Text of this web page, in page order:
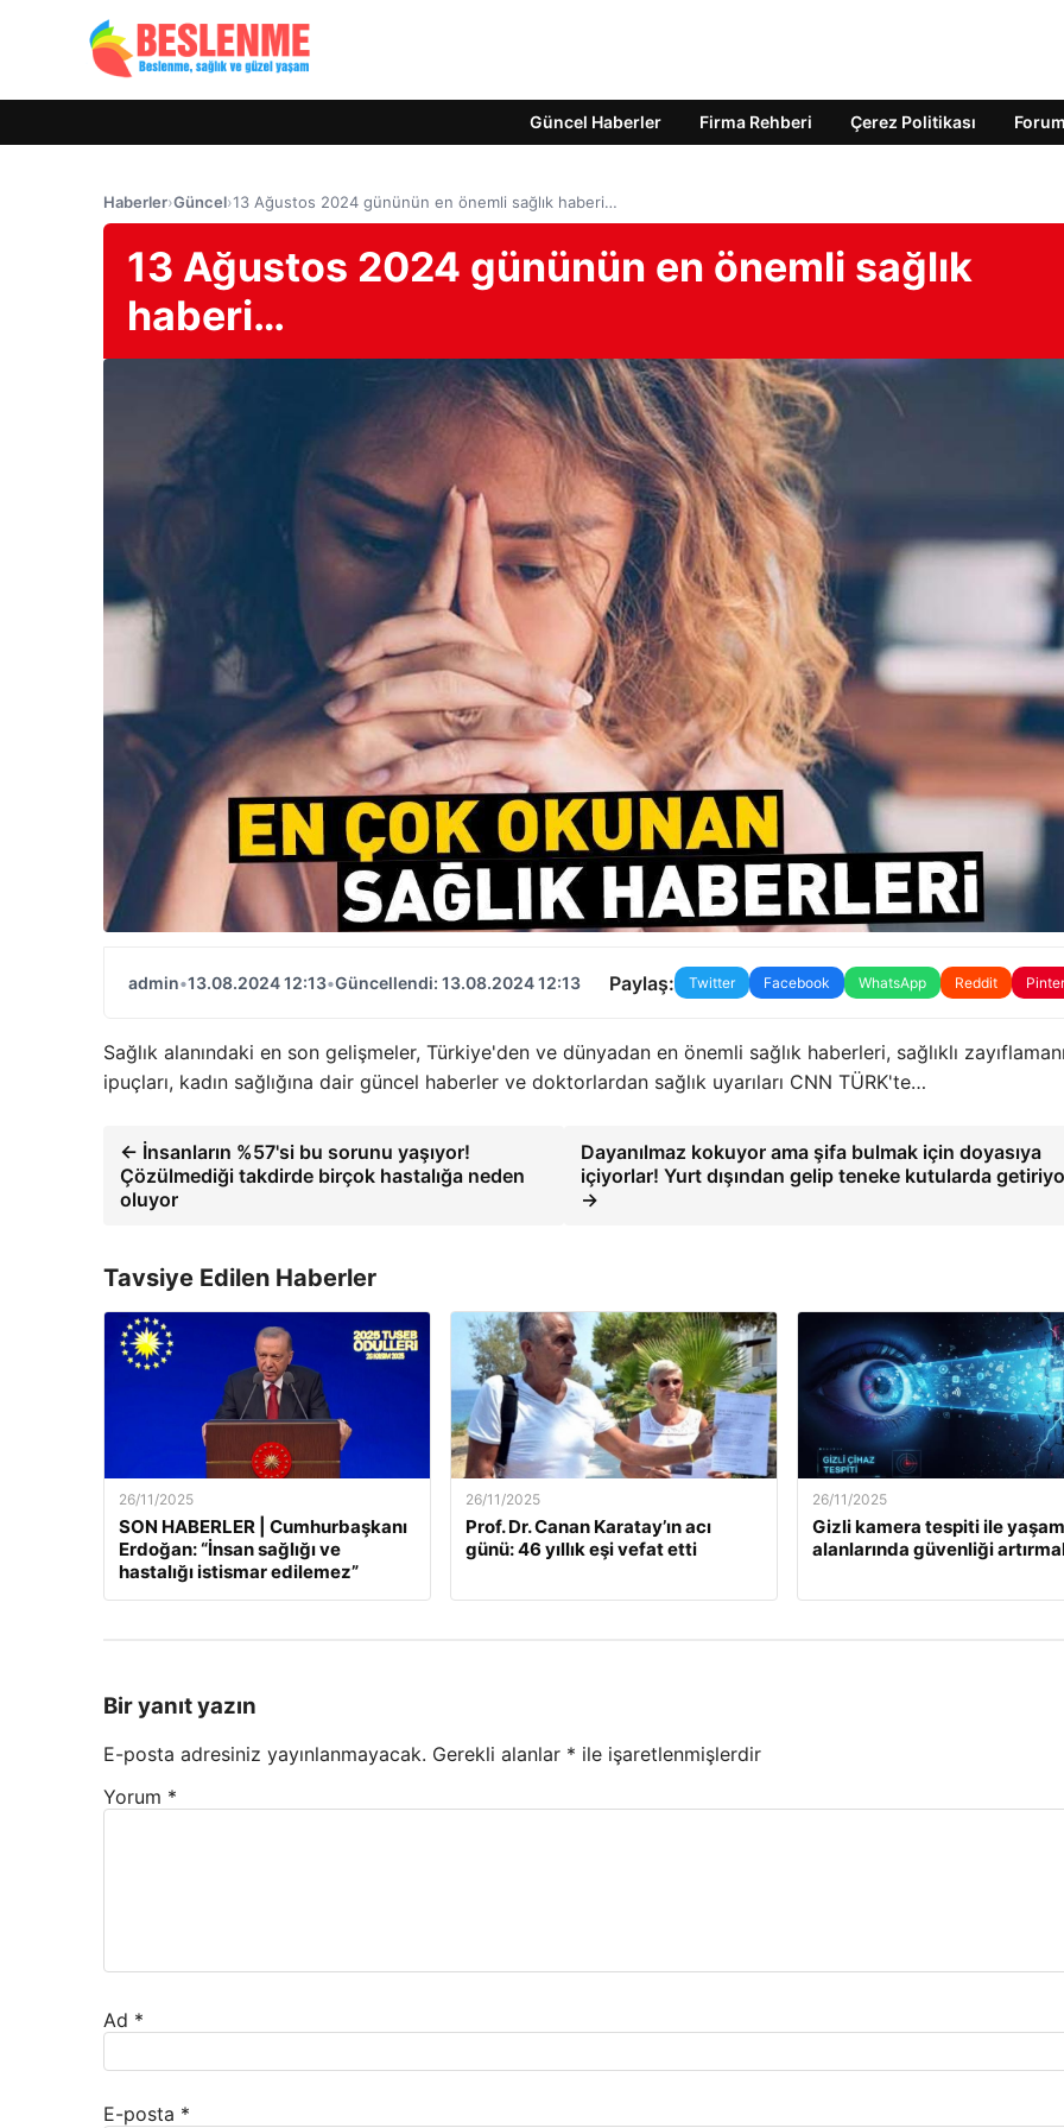
Güncel Haberler Firma Rehberi Çerez Politikası Forum
Haberler›Güncel›13 Ağustos 2024 gününün en önemli sağlık haberi…
13 Ağustos 2024 gününün en önemli sağlık
haberi…
admin•13.08.2024 12:13•Güncellendi: 13.08.2024 12:13 Paylaş: Twitter Facebook WhatsApp Reddit
Sağlık alanındaki en son gelişmeler, Türkiye'den ve dünyadan en önemli sağlık haberleri, sağlıklı
ipuçları, kadın sağlığına dair güncel haberler ve doktorlardan sağlık uyarıları CNN TÜRK'te…
← İnsanların %57'si bu sorunu yaşıyor!
Çözülmediği takdirde birçok hastalığa neden
oluyor
Dayanılmaz kokuyor ama şifa bulmak için doyasıya
içiyorlar! Yurt dışından gelip teneke kutularda
→
Tavsiye Edilen Haberler
26/11/2025
SON HABERLER | Cumhurbaşkanı
Erdoğan: “İnsan sağlığı ve
hastalığı istismar edilemez”
26/11/2025
Prof. Dr. Canan Karatay’ın acı
günü: 46 yıllık eşi vefat etti
26/11/2025
Gizli kamera tespiti ile yaşam
alanlarında güvenliği
Bir yanıt yazın
E-posta adresiniz yayınlanmayacak. Gerekli alanlar * ile işaretlenmişlerdir
Yorum *
Ad *
E-posta *